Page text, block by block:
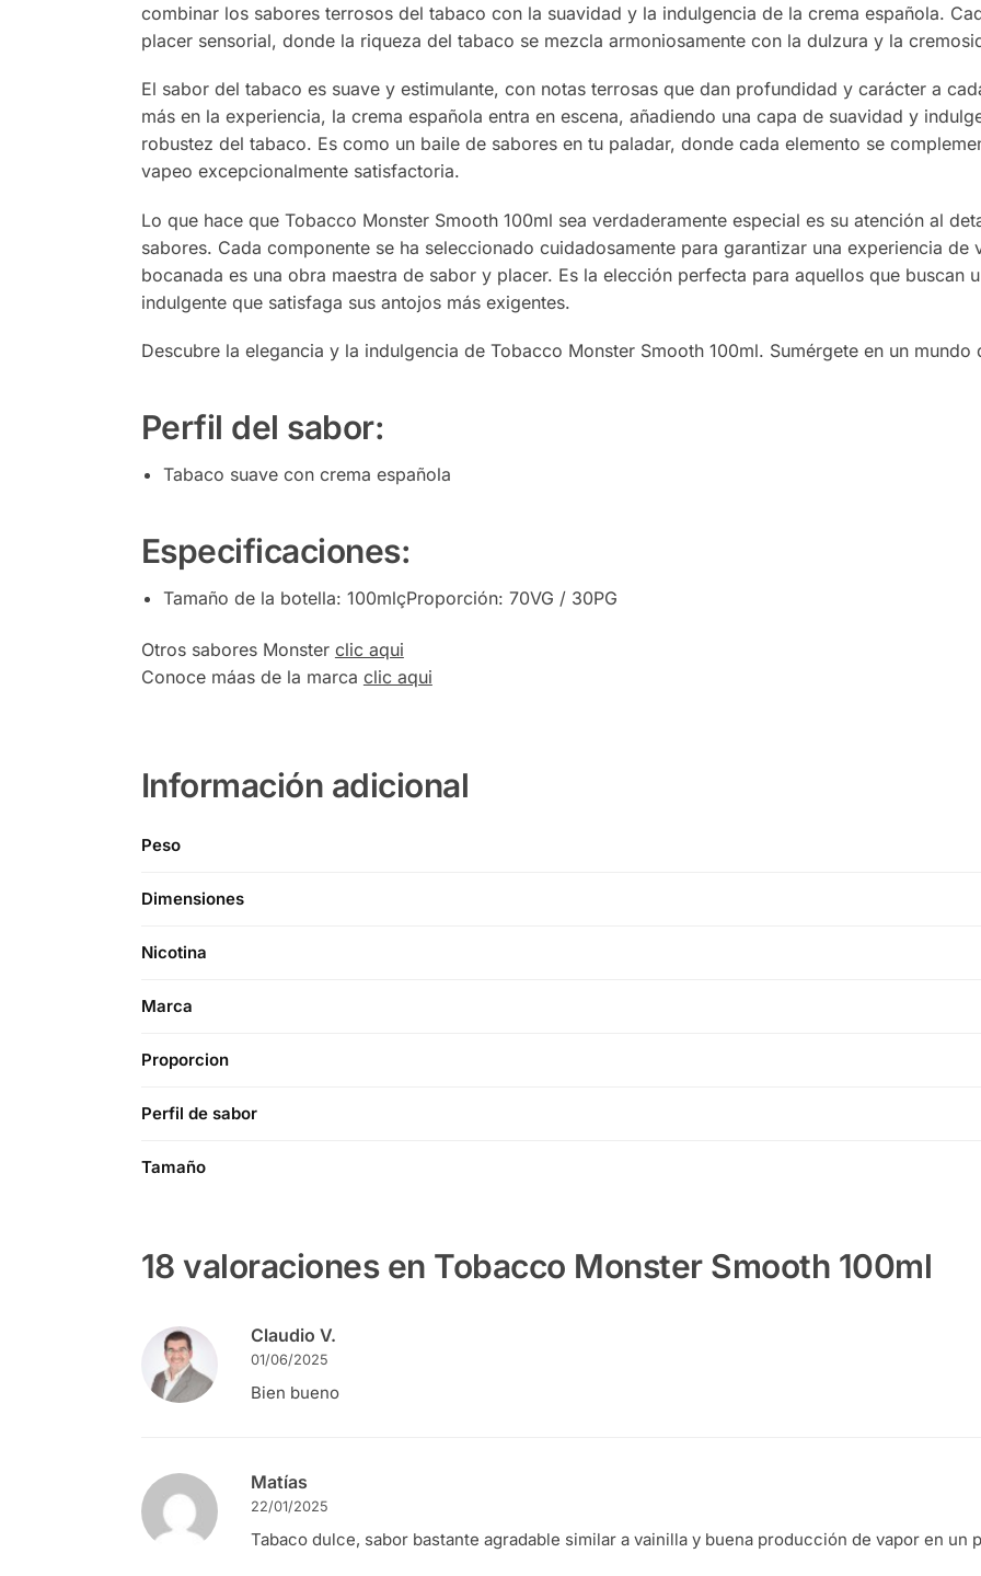
combinar los sabores terrosos del tabaco con la suavidad y la indulgencia de la crema española.
placer sensorial, donde la riqueza del tabaco se mezcla armoniosamente con la dulzura y la
El sabor del tabaco es suave y estimulante, con notas terrosas que dan profundidad y carácter a
más en la experiencia, la crema española entra en escena, añadiendo una capa de suavidad y
robustez del tabaco. Es como un baile de sabores en tu paladar, donde cada elemento se
vapeo excepcionalmente satisfactoria.
Lo que hace que Tobacco Monster Smooth 100ml sea verdaderamente especial es su atención al
sabores. Cada componente se ha seleccionado cuidadosamente para garantizar una experiencia
bocanada es una obra maestra de sabor y placer. Es la elección perfecta para aquellos que buscan
indulgente que satisfaga sus antojos más exigentes.
Descubre la elegancia y la indulgencia de Tobacco Monster Smooth 100ml. Sumérgete en un
Perfil del sabor:
Tabaco suave con crema española
Especificaciones:
Tamaño de la botella: 100mlçProporción: 70VG / 30PG
Otros sabores Monster clic aqui
Conoce máas de la marca clic aqui
Información adicional
Peso
Dimensiones
Nicotina
Marca
Proporcion
Perfil de sabor
Tamaño
18 valoraciones en Tobacco Monster Smooth 100ml
Claudio V.
01/06/2025
Bien bueno
Matías
22/01/2025
Tabaco dulce, sabor bastante agradable similar a vainilla y buena producción de vapor en un